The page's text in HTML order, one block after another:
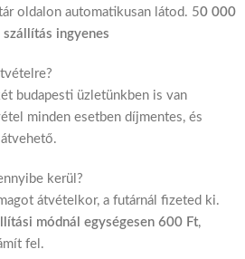
oldalon automatikusan látod. 50 000
ingyenes
budapesti üzletünkben is van
minden esetben díjmentes, és
kerül?
átvételkor, a futárnál fizeted ki.
módnál egységesen 600 Ft,
fel.